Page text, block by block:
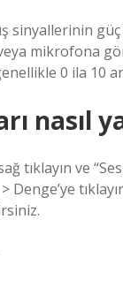
sinyallerinin
mikrofona
0 ila 10
nasıl
tıklayın ve
Denge’ye